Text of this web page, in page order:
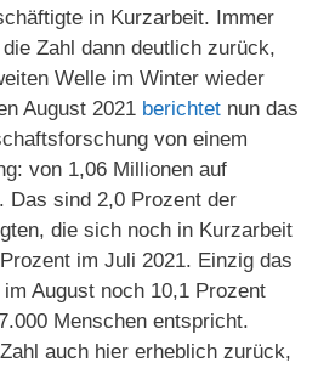
in Kurzarbeit. Immer
Zahl dann deutlich zurück,
Welle im Winter wieder
August 2021 berichtet nun das
von einem
von 1,06 Millionen auf
Das sind 2,0 Prozent der
die sich noch in Kurzarbeit
im Juli 2021. Einzig das
August noch 10,1 Prozent
Menschen entspricht.
auch hier erheblich zurück,